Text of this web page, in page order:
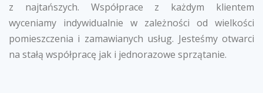
z najtańszych. Współprace z każdym klientem
wyceniamy indywidualnie w zależności od wielkości
pomieszczenia i zamawianych usług. Jesteśmy otwarci
na stałą współpracę jak i jednorazowe sprzątanie.